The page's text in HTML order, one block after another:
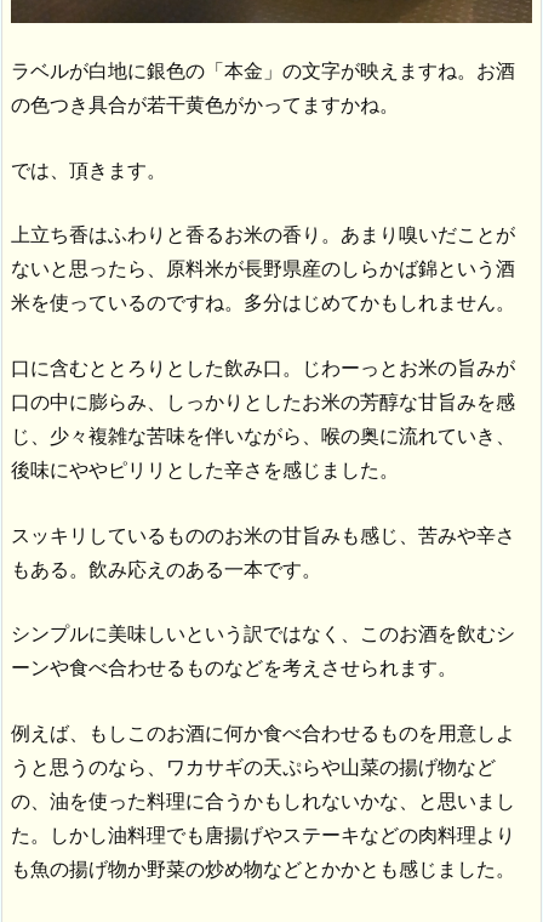
ラベルが白地に銀色の「本金」の文字が映えますね。お酒
の色つき具合が若干黄色がかってますかね。
では、頂きます。
上立ち香はふわりと香るお米の香り。あまり嗅いだことが
ないと思ったら、原料米が長野県産のしらかば錦という酒
米を使っているのですね。多分はじめてかもしれません。
口に含むととろりとした飲み口。じわーっとお米の旨みが
口の中に膨らみ、しっかりとしたお米の芳醇な甘旨みを感
じ、少々複雑な苦味を伴いながら、喉の奥に流れていき、
後味にややピリリとした辛さを感じました。
スッキリしているもののお米の甘旨みも感じ、苦みや辛さ
もある。飲み応えのある一本です。
シンプルに美味しいという訳ではなく、このお酒を飲むシ
ーンや食べ合わせるものなどを考えさせられます。
例えば、もしこのお酒に何か食べ合わせるものを用意しよ
うと思うのなら、ワカサギの天ぷらや山菜の揚げ物など
の、油を使った料理に合うかもしれないかな、と思いまし
た。しかし油料理でも唐揚げやステーキなどの肉料理より
も魚の揚げ物か野菜の炒め物などとかかとも感じました。